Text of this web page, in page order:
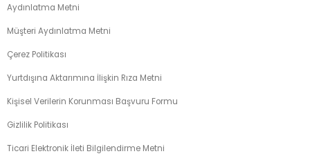
Aydınlatma Metni
Müşteri Aydınlatma Metni
Çerez Politikası
Yurtdışına Aktarımına İlişkin Rıza Metni
Kişisel Verilerin Korunması Başvuru Formu
Gizlilik Politikası
Ticari Elektronik İleti Bilgilendirme Metni